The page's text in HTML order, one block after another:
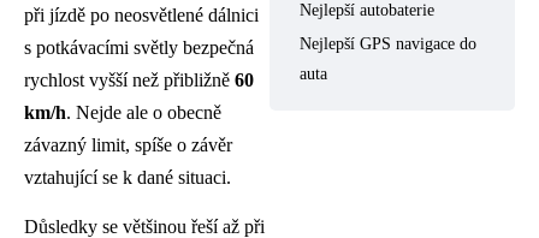
při jízdě po neosvětlené dálnici
s potkávacími světly bezpečná
rychlost vyšší než přibližně 60
km/h. Nejde ale o obecně
závazný limit, spíše o závěr
vztahující se k dané situaci.
Důsledky se většinou řeší až při
Nejlepší autobaterie
Nejlepší GPS navigace do
auta